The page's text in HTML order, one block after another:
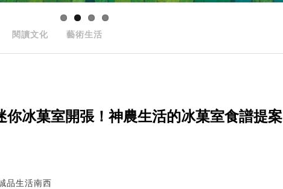
閱讀文化 藝術生活
你冰菓室開張！神農生活的冰菓室食譜提案
品生活南西